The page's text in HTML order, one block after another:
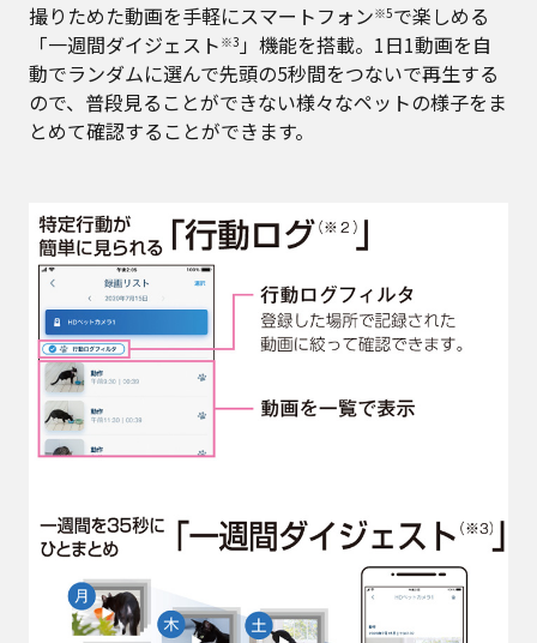
撮りためた動画を手軽にスマートフォン※5で楽しめる
「一週間ダイジェスト ※3」機能を搭載。1日1動画を自
動でランダムに選んで先頭の5秒間をつないで再生する
ので、普段見ることができない様々なペットの様子をま
とめて確認することができます。